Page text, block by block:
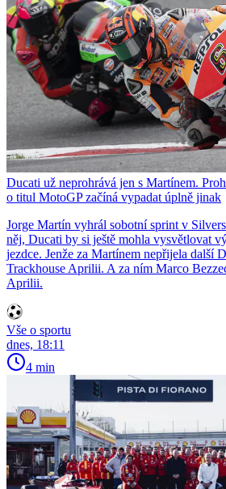
Ducati už neprohrává jen s Martínem.
o titul MotoGP začíná vypadat úplně jinak
Jorge Martín vyhrál sobotní sprint v
něj, Ducati by si ještě mohla vysvětlovat
jezdce. Jenže za Martínem nepřijela další
Trackhouse Aprilii. A za ním Marco
Aprilii.
Vše o sportu
dnes, 18:11
4 min